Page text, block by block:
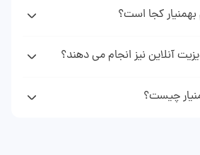
مشاوره متنی) متغیر است. با مراجعه
در وبسایت دکتر فوری می‌توانید هزینه
کجا است؟
بهمنیار در وبسایت دکتر فوری مراجعه
آنلاین نیز انجام می دهند؟
یا به صورت متنی مشاوره پزشکی دریافت
چیست؟